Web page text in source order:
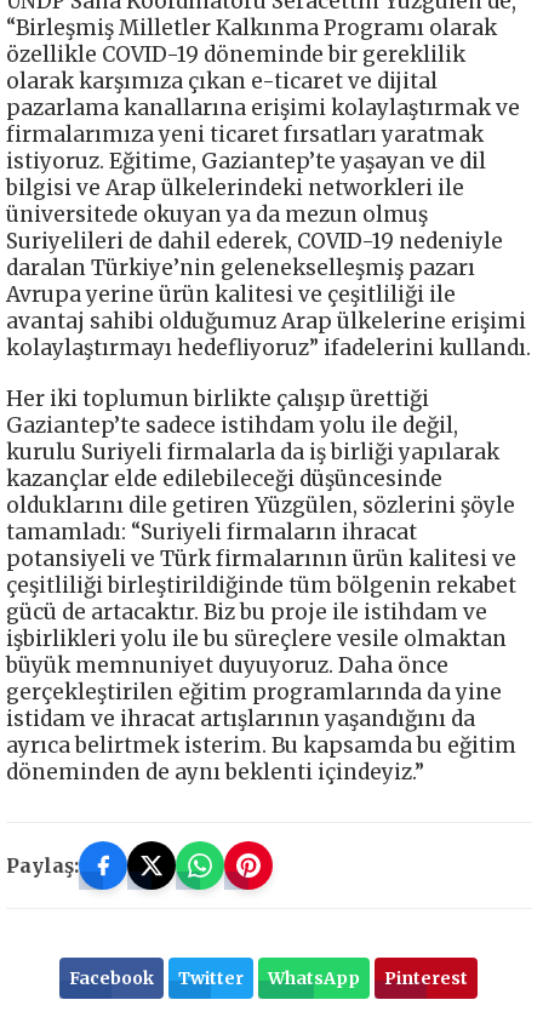
“Birleşmiş Milletler Kalkınma Programı olarak
özellikle COVID-19 döneminde bir gereklilik
olarak karşımıza çıkan e-ticaret ve dijital
pazarlama kanallarına erişimi kolaylaştırmak ve
firmalarımıza yeni ticaret fırsatları yaratmak
istiyoruz. Eğitime, Gaziantep’te yaşayan ve dil
bilgisi ve Arap ülkelerindeki networkleri ile
üniversitede okuyan ya da mezun olmuş
Suriyelileri de dahil ederek, COVID-19 nedeniyle
daralan Türkiye’nin gelenekselleşmiş pazarı
Avrupa yerine ürün kalitesi ve çeşitliliği ile
avantaj sahibi olduğumuz Arap ülkelerine erişimi
kolaylaştırmayı hedefliyoruz” ifadelerini kullandı.
Her iki toplumun birlikte çalışıp ürettiği
Gaziantep’te sadece istihdam yolu ile değil,
kurulu Suriyeli firmalarla da iş birliği yapılarak
kazançlar elde edilebileceği düşüncesinde
olduklarını dile getiren Yüzgülen, sözlerini şöyle
tamamladı: “Suriyeli firmaların ihracat
potansiyeli ve Türk firmalarının ürün kalitesi ve
çeşitliliği birleştirildiğinde tüm bölgenin rekabet
gücü de artacaktır. Biz bu proje ile istihdam ve
işbirlikleri yolu ile bu süreçlere vesile olmaktan
büyük memnuniyet duyuyoruz. Daha önce
gerçekleştirilen eğitim programlarında da yine
istidam ve ihracat artışlarının yaşandığını da
ayrıca belirtmek isterim. Bu kapsamda bu eğitim
döneminden de aynı beklenti içindeyiz.”
Paylaş:
Facebook Twitter WhatsApp Pinterest